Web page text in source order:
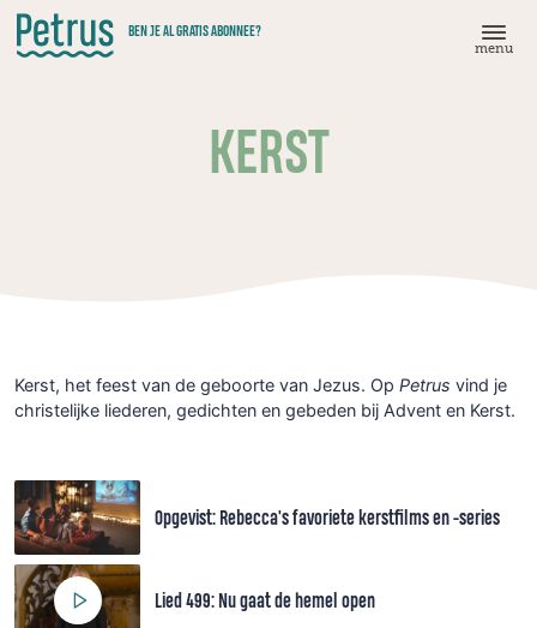
Doorgaan
naar
hoofdinhoud
BEN JE AL GRATIS ABONNEE?
menu
KERST
Kerst, het feest van de geboorte van Jezus. Op Petrus vind je
christelijke liederen, gedichten en gebeden bij Advent en Kerst.
Opgevist: Rebecca's favoriete kerstfilms en -series
Lied 499: Nu gaat de hemel open